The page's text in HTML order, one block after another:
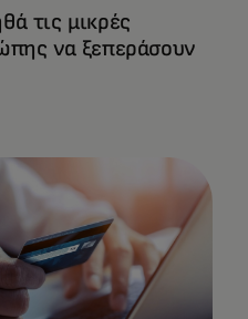
τις μικρές
να ξεπεράσουν